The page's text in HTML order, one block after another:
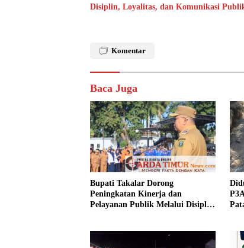
Disiplin, Loyalitas, dan Komunikasi
Komentar
Baca Juga
Bupati Takalar Dorong
Peningkatan Kinerja dan
Pelayanan Publik Melalui Disiplin